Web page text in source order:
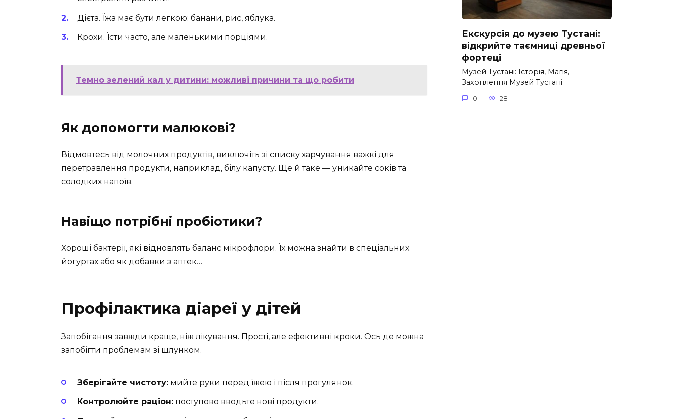
Дієта. Їжа має бути легкою: банани, рис, яблука.
Крохи. Їсти часто, але маленькими порціями.
Темно зелений кал у дитини: можливі причини та що робити
Як допомогти малюкові?
Відмовтесь від молочних продуктів, виключіть зі списку харчування важкі для
перетравлення продукти, наприклад, білу капусту. Ще й таке — уникайте соків та
солодких напоїв.
Навіщо потрібні пробіотики?
Хороші бактерії, які відновлять баланс мікрофлори. Їх можна знайти в спеціальних
йогуртах або як добавки з аптек…
Профілактика діареї у дітей
Запобігання завжди краще, ніж лікування. Прості, але ефективні кроки. Ось де можна
запобігти проблемам зі шлунком.
Зберігайте чистоту: мийте руки перед їжею і після прогулянок.
Контролюйте раціон: поступово вводьте нові продукти.
Екскурсія до музею Тустані:
відкрийте таємниці древньої
фортеці
Музей Тустані: Історія, Магія,
Захоплення Музей Тустані
0 28